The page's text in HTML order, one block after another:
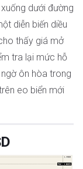
dưới đường
diễn biến diều
thấy giá mở
tra lại mức hỗ
ôn hòa trong
eo biển mới